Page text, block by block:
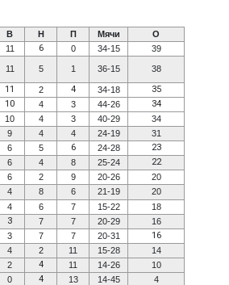
В Н П Мячи
О
11 6 0 34-15 39
11 5 1 36-15 38
11 2 4 34-18 35
10 4 3 44-26 34
10 4 3 40-29
34
9 4 4 24-19
31
6 5 6 24-28 23
6 4 8 25-24 22
6 2 9 20-26
20
4 8 6 21-19
20
4 6 7 15-22
18
3 7 7 20-29
16
3 7 7 20-31 16
4 2 11 15-28
14
2 4 11 14-26
10
0 4 13 14-45 4